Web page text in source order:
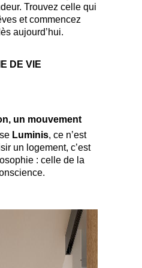
Trouvez celle qui
et commencez
aujourd’hui.
DE VIE
un mouvement
Luminis, ce n’est
un logement, c’est
: celle de la